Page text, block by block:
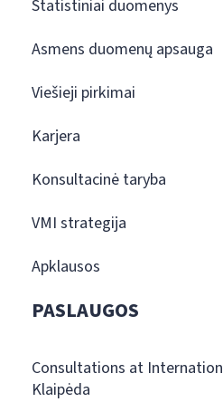
Statistiniai duomenys
Asmens duomenų apsauga
Viešieji pirkimai
Karjera
Konsultacinė taryba
VMI strategija
Apklausos
PASLAUGOS
Consultations at
Klaipėda